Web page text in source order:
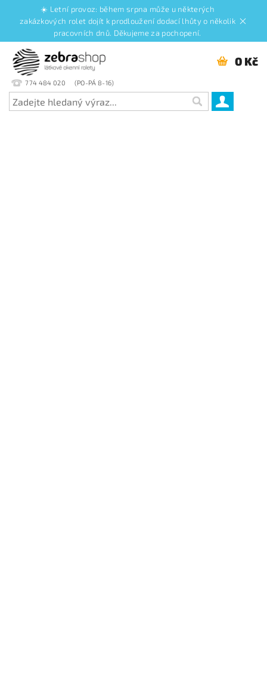
☀️ Letní provoz: během srpna může u některých
zakázkových rolet dojít k prodloužení dodací lhůty o několik
pracovních dnů. Děkujeme za pochopení.
774 484 020
0 Kč